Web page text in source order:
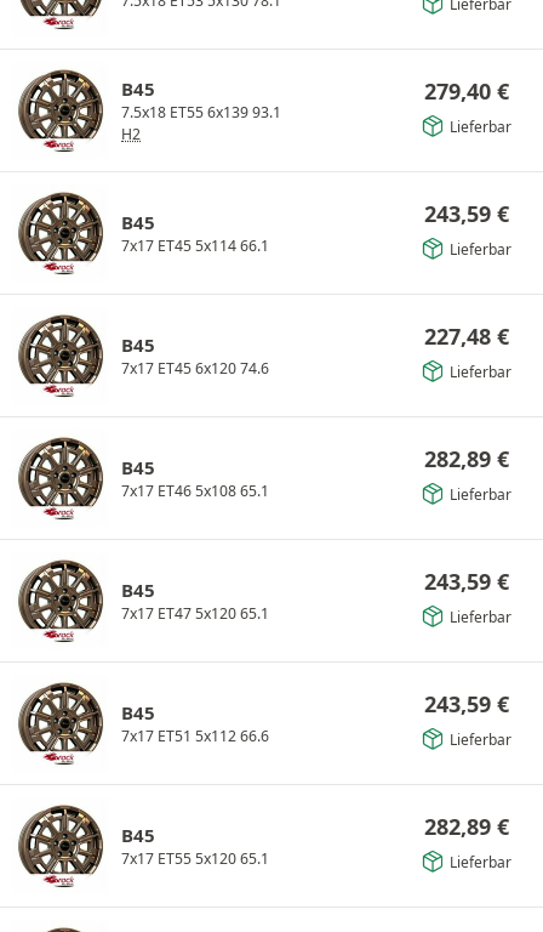
B45
7.5x18 ET55 6x139 93.1
H2
279,40 €
Lieferbar
B45
7x17 ET45 5x114 66.1
243,59 €
Lieferbar
B45
7x17 ET45 6x120 74.6
227,48 €
Lieferbar
B45
7x17 ET46 5x108 65.1
282,89 €
Lieferbar
B45
7x17 ET47 5x120 65.1
243,59 €
Lieferbar
B45
7x17 ET51 5x112 66.6
243,59 €
Lieferbar
B45
7x17 ET55 5x120 65.1
282,89 €
Lieferbar